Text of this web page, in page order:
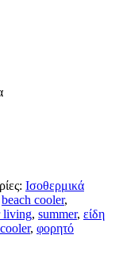
Ισοθερμικά
beach cooler,
living, summer, είδη
, φορητό